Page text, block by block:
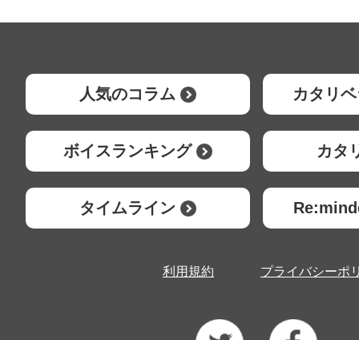
人気のコラム カタリ
ボイスランキング カタ
タイムライン
利用規約 プライバシーポ